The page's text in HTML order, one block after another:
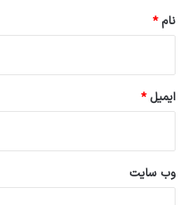
نام*
ایمیل*
وب‌ سایت